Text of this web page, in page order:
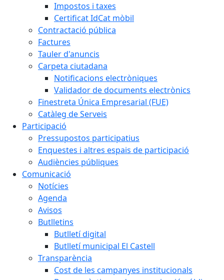
Impostos i taxes
Certificat IdCat mòbil
Contractació pública
Factures
Tauler d'anuncis
Carpeta ciutadana
Notificacions electròniques
Validador de documents electrònics
Finestreta Única Empresarial (FUE)
Catàleg de Serveis
Participació
Pressupostos participatius
Enquestes i altres espais de participació
Audiències públiques
Comunicació
Notícies
Agenda
Avisos
Butlletins
Butlletí digital
Butlletí municipal El Castell
Transparència
Cost de les campanyes institucionals